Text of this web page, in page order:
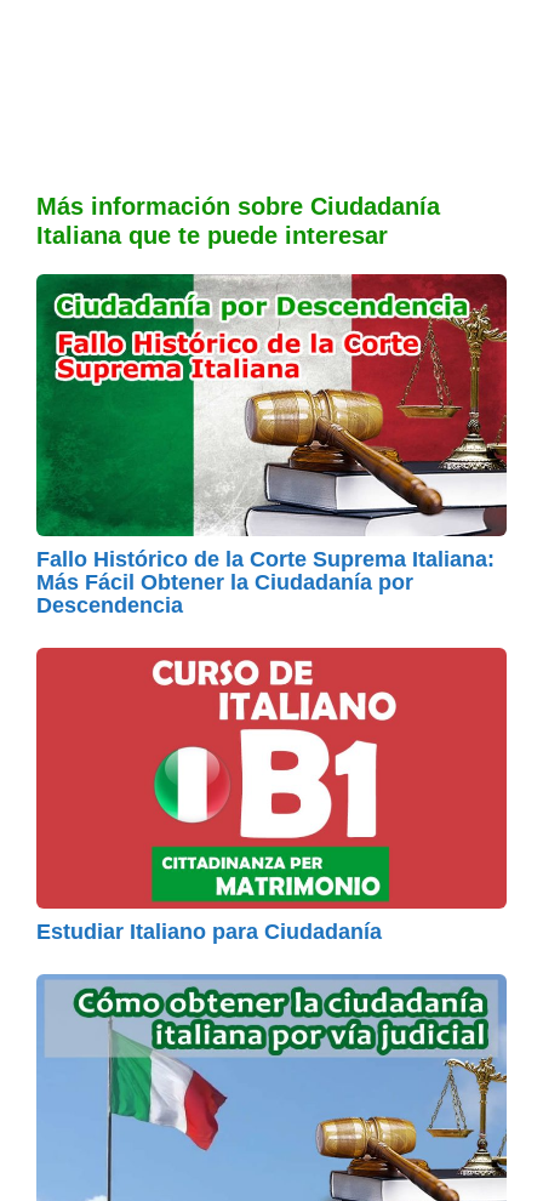
Más información sobre Ciudadanía
Italiana que te puede interesar
Fallo Histórico de la Corte Suprema Italiana:
Más Fácil Obtener la Ciudadanía por
Descendencia
Estudiar Italiano para Ciudadanía